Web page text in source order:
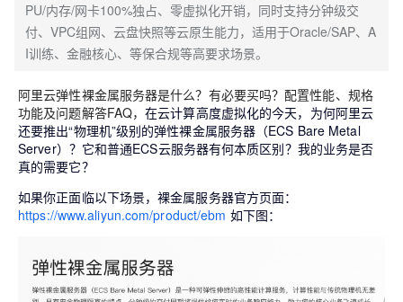
PU/内存/网卡100%独占、零虚拟化开销，同时支持分钟级交
付、VPC组网、云盘快照等云原生能力，适用于Oracle/SAP、A
I训练、金融核心、等保合规等高要求场景。
阿里云弹性裸金属服务器是什么？有必要买吗？配置性能、规格
功能及问题解答FAQ，在云计算高度虚拟化的今天，为何阿里云
还要推出“物理机”级别的弹性裸金属服务器 （ECS Bare Metal
Server）？它和普通ECS云服务器有何本质区别？我的业务是否
真的需要它？
如果你正面临以下场景，裸金属服务器官方页面：
https://www.aliyun.com/product/ebm 如下图：